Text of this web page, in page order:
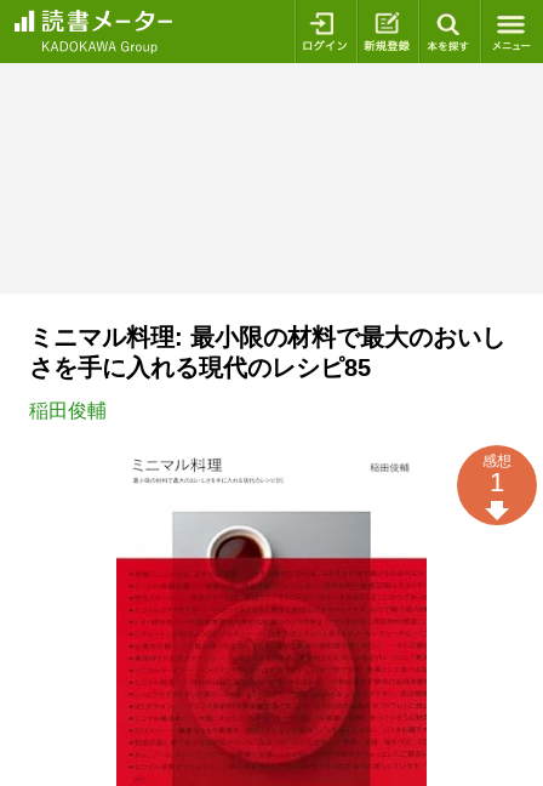
ログイン 新規登録
ミニマル料理: 最小限の材料で最大のおいし
さを手に入れる現代のレシピ85
稲田俊輔
感想
1